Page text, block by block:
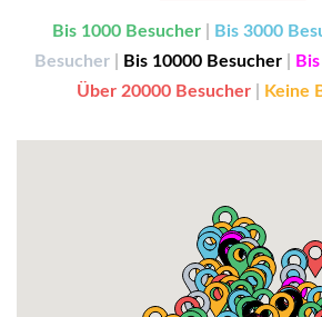
Bis 1000 Besucher Bis 3000
Besucher
Bis 10000 Besucher
Über 20000 Besucher
Keine